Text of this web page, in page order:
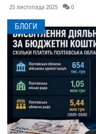
25 листопада 2025 0
БЛОГИ